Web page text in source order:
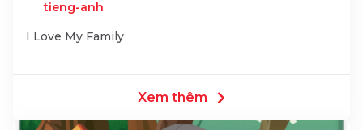
tieng-anh
I Love My Family
Xem thêm